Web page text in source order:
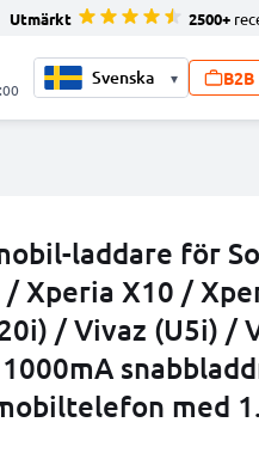
Utmärkt 2500+
▾ B2B
laddare för
/ Xperia X10 /
/ Vivaz (U5i) /
med